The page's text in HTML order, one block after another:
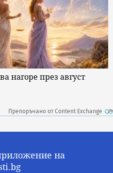
нагоре през август
Препоръчано от Content Exchange
на